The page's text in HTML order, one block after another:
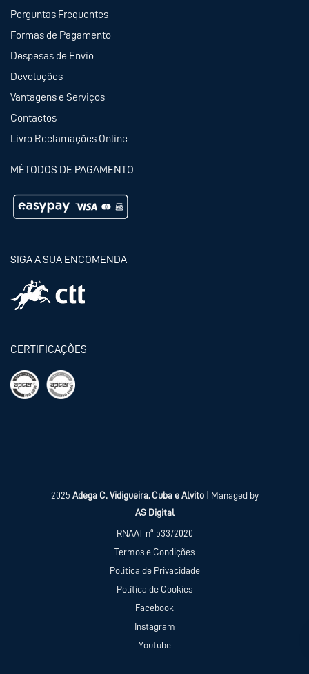
Perguntas Frequentes
Formas de Pagamento
Despesas de Envio
Devoluções
Vantagens e Serviços
Contactos
Livro Reclamações Online
MÉTODOS DE PAGAMENTO
SIGA A SUA ENCOMENDA
CERTIFICAÇÕES
2025 Adega C. Vidigueira, Cuba e Alvito| Managed by
AS Digital
RNAAT nº 533/2020
Termos e Condições
Politica de Privacidade
Política de Cookies
Facebook
Instagram
Youtube